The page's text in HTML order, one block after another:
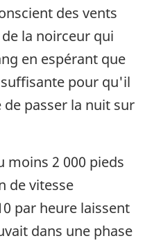
des vents
la noirceur qui
en espérant que
pour qu'il
passer la nuit sur
moins 2 000 pieds
de vitesse
par heure laissent
dans une phase